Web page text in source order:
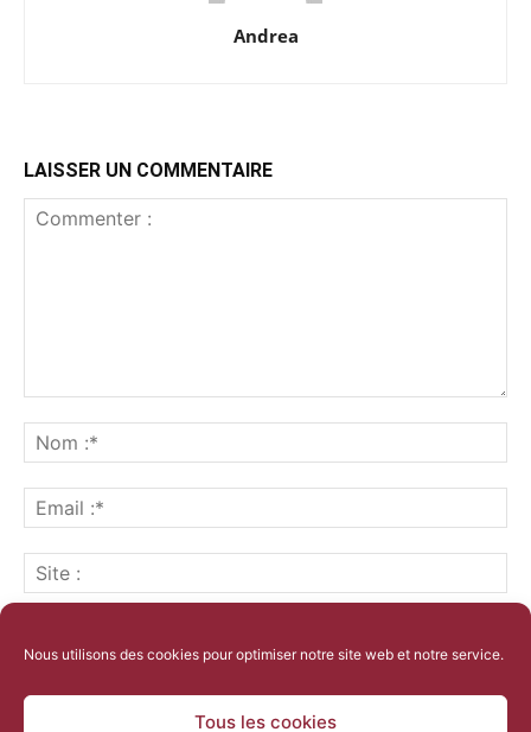
Nous utilisons des cookies pour optimiser notre site web et notre service.
Tous les cookies
Andrea
LAISSER UN COMMENTAIRE